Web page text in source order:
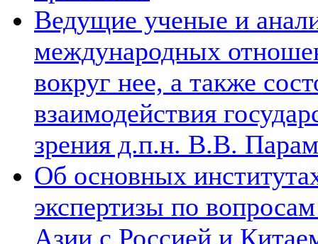
Ведущие ученые и
международных
вокруг нее, а также
взаимодействия
зрения д.п.н. В.В.
Об основных
экспертизы по
Азии с Россией и